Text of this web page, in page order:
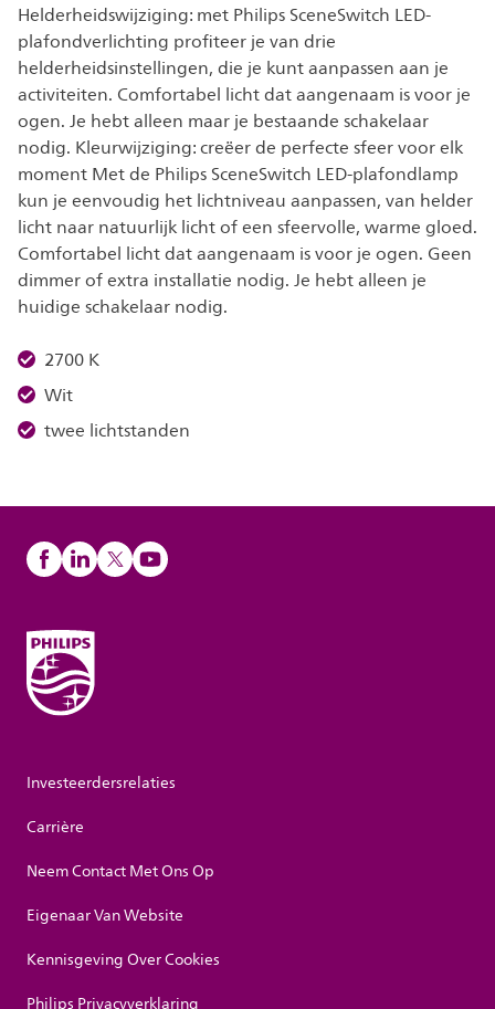
Helderheidswijziging: met Philips SceneSwitch LED-
plafondverlichting profiteer je van drie
helderheidsinstellingen, die je kunt aanpassen aan je
activiteiten. Comfortabel licht dat aangenaam is voor je
ogen. Je hebt alleen maar je bestaande schakelaar
nodig. Kleurwijziging: creëer de perfecte sfeer voor elk
moment Met de Philips SceneSwitch LED-plafondlamp
kun je eenvoudig het lichtniveau aanpassen, van helder
licht naar natuurlijk licht of een sfeervolle, warme gloed.
Comfortabel licht dat aangenaam is voor je ogen. Geen
dimmer of extra installatie nodig. Je hebt alleen je
huidige schakelaar nodig.
2700 K
Wit
twee lichtstanden
Investeerdersrelaties
Carrière
Neem Contact Met Ons Op
Eigenaar Van Website
Kennisgeving Over Cookies